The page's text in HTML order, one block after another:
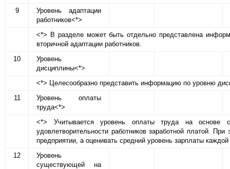
9
Уровень адаптации
работников<*>
<*> В разделе может быть отдельно представлена
вторичной адаптации работников.
10
Уровень
дисциплины<*>
<*> Целесообразно представить информацию по уровню
11
Уровень оплаты
труда<*>
<*> Учитывается уровень оплаты труда на основе
удовлетворительности работников заработной платой.
предприятии, а оценивать средний уровень зарплаты
12
Уровень
существующей на